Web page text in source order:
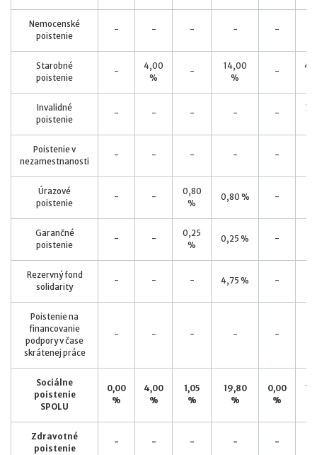
Nemocenské
poistenie
- - - - -
Starobné
poistenie
-
4,00
%
-
14,00
%
-
Invalidné
poistenie
- - - - -
Poistenie v
nezamestnanosti
- - - - -
Úrazové
poistenie
- -
0,80
%
0,80 % -
Garančné
poistenie
- -
0,25
%
0,25 % -
Rezervný fond
solidarity
- - - 4,75 % -
Poistenie na
financovanie
podpory v čase
skrátenej práce
- - - - -
Sociálne
poistenie
SPOLU
0,00
%
4,00
%
1,05
%
19,80
%
0,00
%
Zdravotné
poistenie
- - - - -